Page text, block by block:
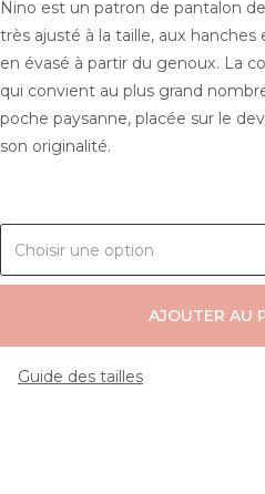
Nino est un patron de pantalon
très ajusté à la taille, aux hanches
en évasé à partir du genoux. La
qui convient au plus grand
poche paysanne, placée sur le
son originalité.
Choisir une option
AJOUTER AU
Guide des tailles